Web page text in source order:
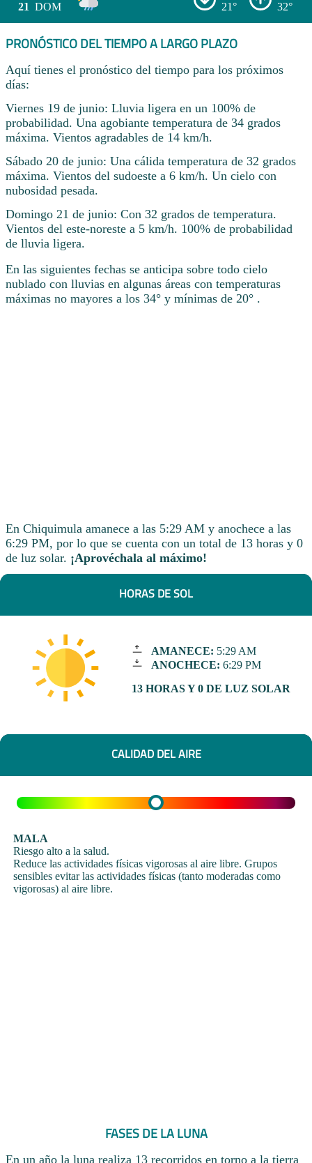
21 DOM 21° 32°
PRONÓSTICO DEL TIEMPO A LARGO PLAZO
Aquí tienes el pronóstico del tiempo para los próximos
días:
Viernes 19 de junio: Lluvia ligera en un 100% de
probabilidad. Una agobiante temperatura de 34 grados
máxima. Vientos agradables de 14 km/h.
Sábado 20 de junio: Una cálida temperatura de 32 grados
máxima. Vientos del sudoeste a 6 km/h. Un cielo con
nubosidad pesada.
Domingo 21 de junio: Con 32 grados de temperatura.
Vientos del este-noreste a 5 km/h. 100% de probabilidad
de lluvia ligera.
En las siguientes fechas se anticipa sobre todo cielo
nublado con lluvias en algunas áreas con temperaturas
máximas no mayores a los 34° y mínimas de 20° .
En Chiquimula amanece a las 5:29 AM y anochece a las
6:29 PM, por lo que se cuenta con un total de 13 horas y 0
de luz solar. ¡Aprovéchala al máximo!
HORAS DE SOL
AMANECE: 5:29 AM
ANOCHECE: 6:29 PM
13 HORAS Y 0 DE LUZ SOLAR
CALIDAD DEL AIRE
MALA
Riesgo alto a la salud.
Reduce las actividades físicas vigorosas al aire libre. Grupos
sensibles evitar las actividades físicas (tanto moderadas como
vigorosas) al aire libre.
FASES DE LA LUNA
En un año la luna realiza 13 recorridos en torno a la tierra